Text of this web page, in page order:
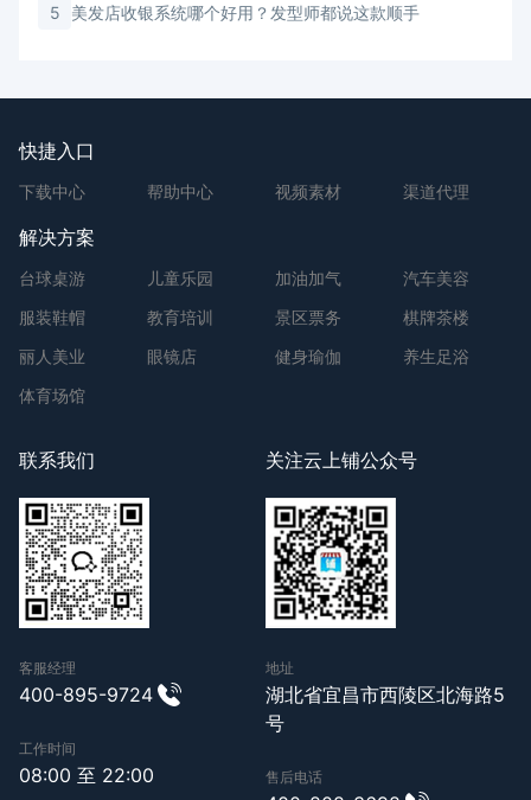
5 美发店收银系统哪个好用？发型师都说这款顺手
快捷入口
下载中心 帮助中心 视频素材 渠道代理
解决方案
台球桌游 儿童乐园 加油加气
汽车美容
服装鞋帽
教育培训 景区票务
棋牌茶楼
丽人美业
眼镜店 健身瑜伽
养生足浴
体育场馆
联系我们
客服经理
400-895-9724
工作时间
08:00 至 22:00
关注云上铺公众号
地址
湖北省宜昌市西陵区北海路5
号
售后电话